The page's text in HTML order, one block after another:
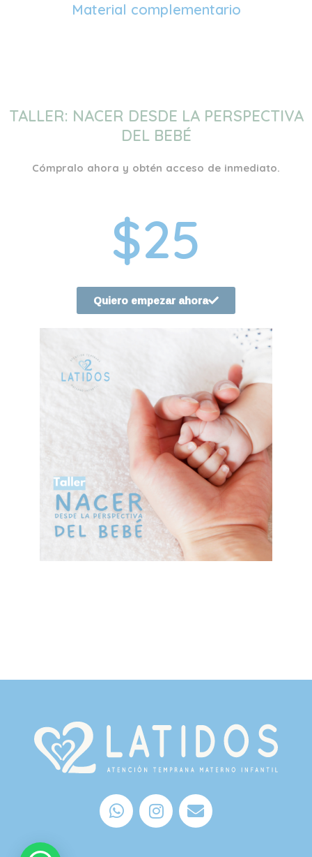
Material complementario
TALLER: NACER DESDE LA PERSPECTIVA
DEL BEBÉ
Cómpralo ahora y obtén acceso de inmediato.
$25
Quiero empezar ahora